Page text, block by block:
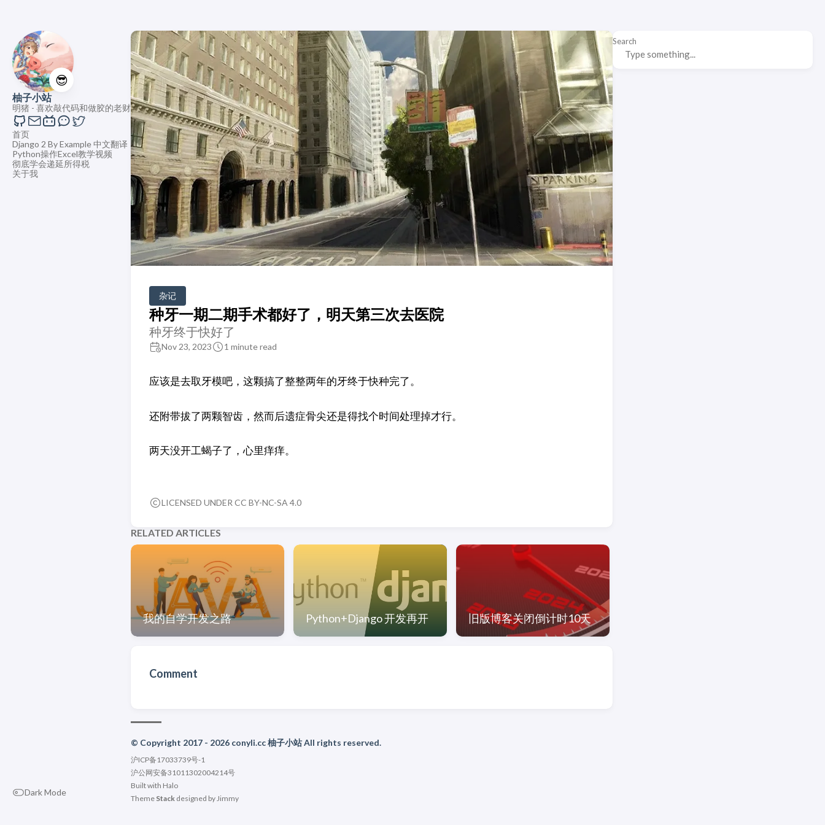
😎
柚子小站
明猪 - 喜欢敲代码和做胶的老财
首页
Django 2 By Example 中文翻译
Python操作Excel教学视频
彻底学会递延所得税
关于我
Dark Mode
Search
杂记
种牙一期二期手术都好了，明天第三次去医院
种牙终于快好了
Nov 23, 2023 1 minute read
应该是去取牙模吧，这颗搞了整整两年的牙终于快种完了。
还附带拔了两颗智齿，然而后遗症骨尖还是得找个时间处理掉才行。
两天没开工蝎子了，心里痒痒。
LICENSED UNDER CC BY-NC-SA 4.0
RELATED ARTICLES
我的自学开发之路 Python+Django 开发再开 旧版博客关闭倒计时10天
Comment
© Copyright 2017 - 2026 conyli.cc 柚子小站 All rights reserved.
沪ICP备17033739号-1
沪公网安备31011302004214号
Built with Halo
Theme Stack designed byJimmy